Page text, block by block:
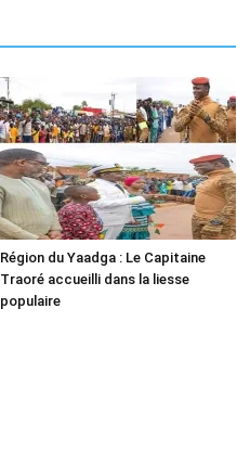
Région du Yaadga : Le Capitaine
Traoré accueilli dans la liesse
populaire